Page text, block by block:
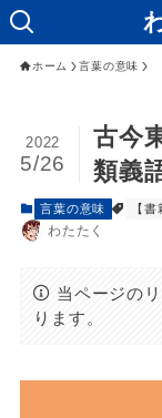
ホーム 言葉の意味
古今
類義
2022
5/26
言葉の意味 【
わたたく
当ページの
ります。